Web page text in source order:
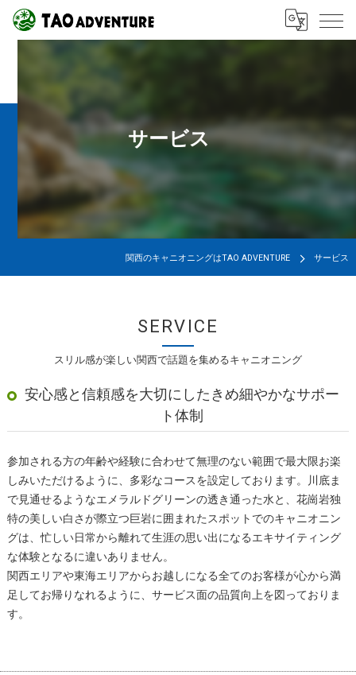
サービス
関西のキャニオニングはTAO ADVENTURE サービス
スリル感が楽しい関西で話題を集めるキャニオニング
SERVICE
安心感と信頼感を大切にしたきめ細やかなサポー
ト体制
参加される方の年齢や経験に合わせて無理のない範囲で最大限お楽
しみいただけるように、多彩なコースを設定しております。川底ま
で見通せるようなエメラルドグリーンの透き通った水と、花崗岩独
特の美しい白さが際立つ巨岩に囲まれたスポットでのキャニオニン
グは、忙しい日常から離れて生涯の思い出になるエキサイティング
な体験となるに違いありません。
関西エリアや東海エリアからお越しになる全てのお客様が心から満
足してお帰りなれるように、サービス面の品質向上を図っておりま
す。